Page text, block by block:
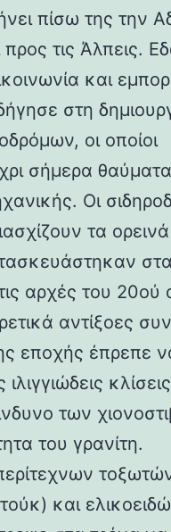
πίσω της την
προς τις Άλπεις.
και
στη
οι οποίοι
σήμερα
Οι
τα ορεινά
αρχές του 20ού
αντίξοες
εποχής έπρεπε
των
του γρανίτη.
και